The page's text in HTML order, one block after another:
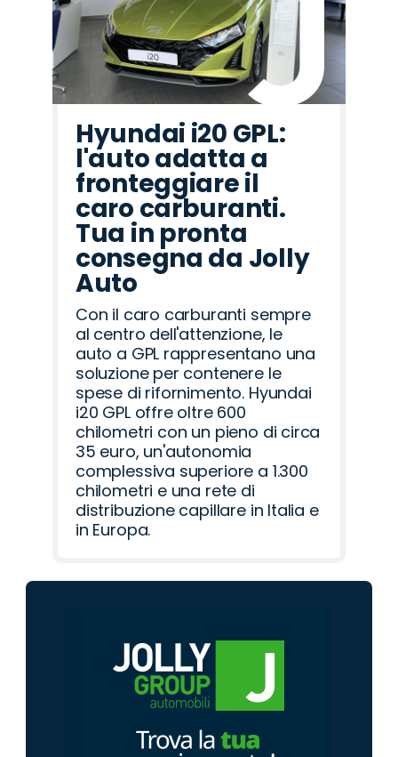
Hyundai i20 GPL:
l'auto adatta a
fronteggiare il
caro carburanti.
Tua in pronta
consegna da Jolly
Auto
Con il caro carburanti sempre
al centro dell'attenzione, le
auto a GPL rappresentano una
soluzione per contenere le
spese di rifornimento. Hyundai
i20 GPL offre oltre 600
chilometri con un pieno di circa
35 euro, un'autonomia
complessiva superiore a 1.300
chilometri e una rete di
distribuzione capillare in Italia e
in Europa.